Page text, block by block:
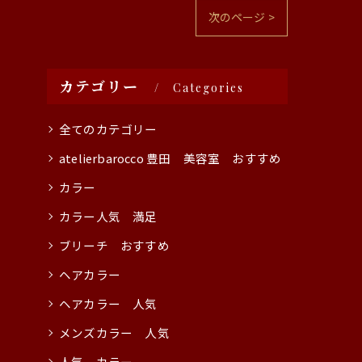
次のページ >
カテゴリー Categories
全てのカテゴリー
atelierbarocco 豊田 美容室 おすすめ
カラー
カラー人気 満足
ブリーチ おすすめ
ヘアカラー
ヘアカラー 人気
メンズカラー 人気